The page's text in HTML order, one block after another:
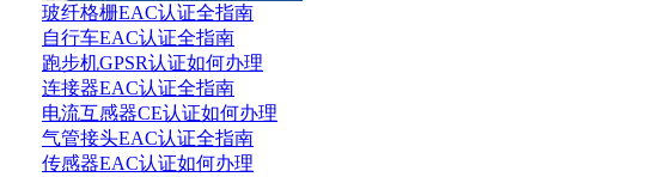
玻纤格栅EAC认证全指南
自行车EAC认证全指南
跑步机GPSR认证如何办理
连接器EAC认证全指南
电流互感器CE认证如何办理
气管接头EAC认证全指南
传感器EAC认证如何办理